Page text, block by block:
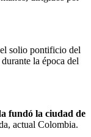
solio pontificio del
la época del
fundó la ciudad de
actual Colombia.